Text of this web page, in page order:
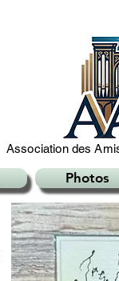
Association des
Photos